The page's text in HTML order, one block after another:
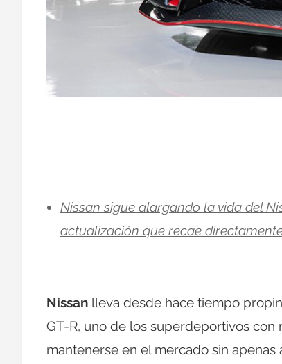
Nissan sigue alargando la vida del
actualización que recae
Nissan lleva desde hace tiempo
GT-R, uno de los superdeportivos
mantenerse en el mercado sin